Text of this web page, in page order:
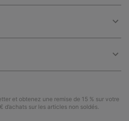
et obtenez une remise de 15 % sur votre
d’achats sur les articles non soldés.